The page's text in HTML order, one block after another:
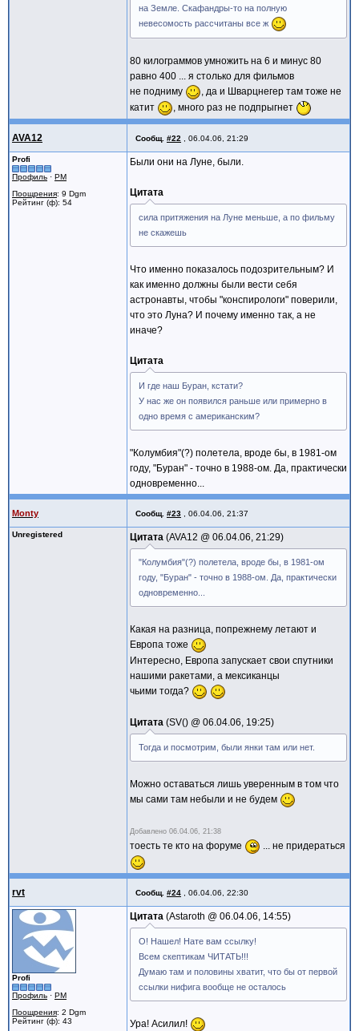
на Земле. Скафандры-то на полную
невесомость рассчитаны все ж
80 килограммов умножить на 6 и минус 80
равно 400 ... я столько для фильмов
не подниму
, да и Шварцнегер там тоже не
катит
, много раз не подпрыгнет
AVA12 Сообщ. #22 06.04.06, 21:29
Profi
Профиль · PM
Поощрения: 9 Dgm
Рейтинг (ф): 54
Были они на Луне, были.
Цитата
сила притяжения на Луне меньше, а по фильму
не скажешь
Что именно показалось подозрительным? И
как именно должны были вести себя
астронавты, чтобы "конспирологи" поверили,
что это Луна? И почему именно так, а не
иначе?
Цитата
И где наш Буран, кстати?
У нас же он появился раньше или примерно в
одно время с американским?
"Колумбия"(?) полетела, вроде бы, в 1981-ом
году, "Буран" - точно в 1988-ом. Да, практически
одновременно...
Monty Сообщ. #23 06.04.06, 21:37
Unregistered Цитата AVA12 @ 06.04.06, 21:29
"Колумбия"(?) полетела, вроде бы, в 1981-ом
году, "Буран" - точно в 1988-ом. Да, практически
одновременно...
Какая на разница, попрежнему летают и
Европа тоже
Интересно, Европа запускает свои спутники
нашими ракетами, а мексиканцы
чьими тогда?
Цитата SV() @ 06.04.06, 19:25
Тогда и посмотрим, были янки там или нет.
Можно оставаться лишь уверенным в том что
мы сами там небыли и не будем
Добавлено 06.04.06, 21:38
тоесть те кто на форуме ... не придераться
rvt Сообщ. #24 06.04.06, 22:30
Profi
Профиль · PM
Поощрения: 2 Dgm
Рейтинг (ф): 43
Цитата Astaroth @ 06.04.06, 14:55
О! Нашел! Нате вам ссылку!
Всем скептикам ЧИТАТЬ!!!
Думаю там и половины хватит, что бы от первой
ссылки нифига вообще не осталось
Ура! Асилил!